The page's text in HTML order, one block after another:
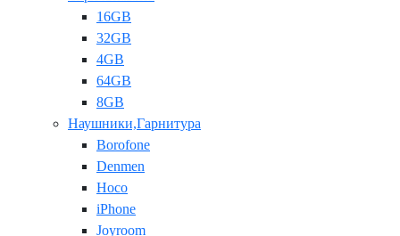
16GB
32GB
4GB
64GB
8GB
Наушники,Гарнитура
Borofone
Denmen
Hoco
iPhone
Joyroom